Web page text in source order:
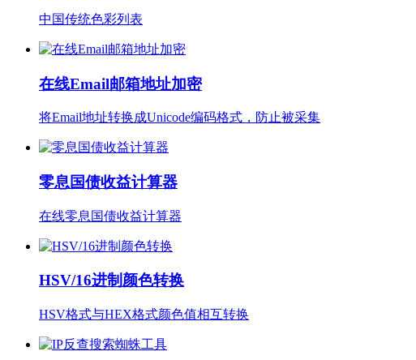
中国传统色彩列表
在线Email邮箱地址加密
将Email地址转换成Unicode编码格式，防止被采集
零息国债收益计算器
在线零息国债收益计算器
HSV/16进制颜色转换
HSV格式与HEX格式颜色值相互转换